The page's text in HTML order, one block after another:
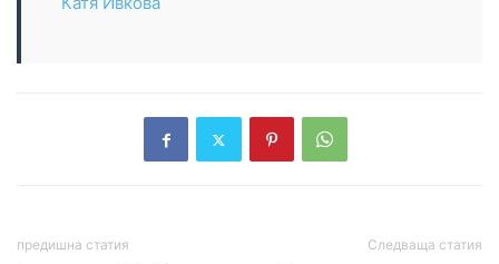
предишна статия Следваща статия